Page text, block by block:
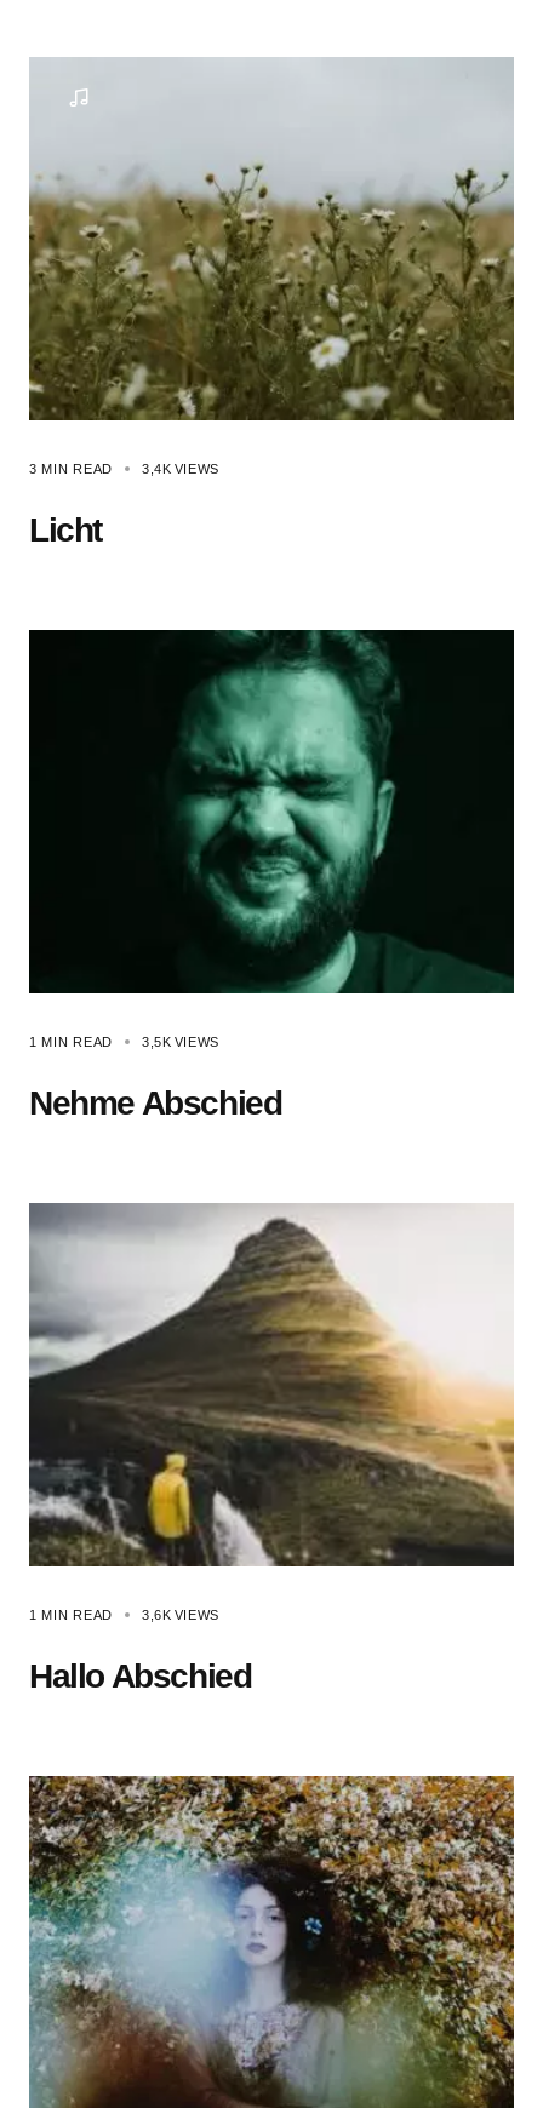
3 MIN READ 3,4K VIEWS
Licht
1 MIN READ 3,5K VIEWS
Nehme Abschied
1 MIN READ 3,6K VIEWS
Hallo Abschied